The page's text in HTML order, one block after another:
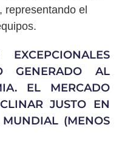
representando el
GENERADO AL
EL MERCADO
JUSTO EN
(MENOS